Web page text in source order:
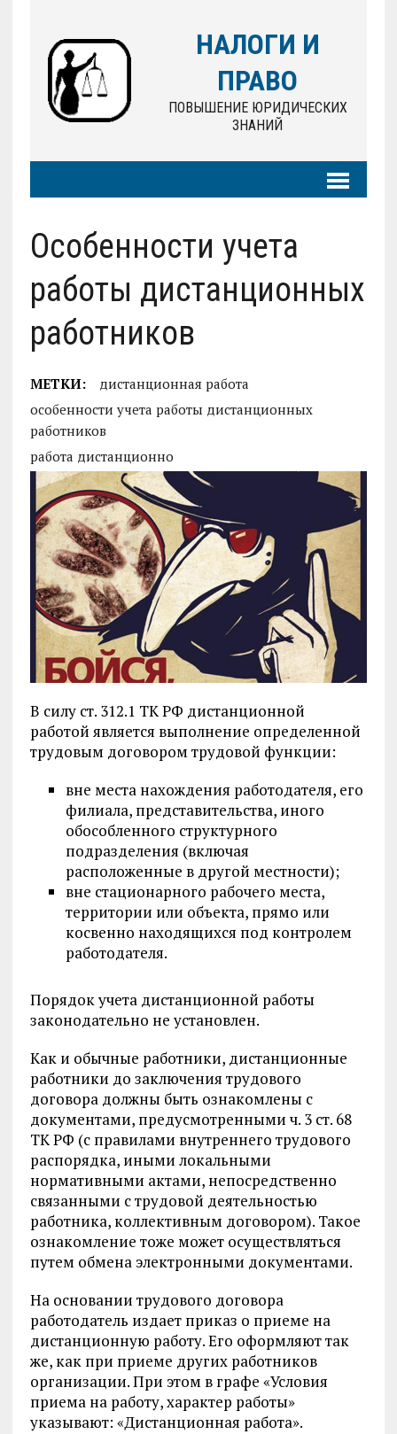
НАЛОГИ И
ПРАВО
ПОВЫШЕНИЕ ЮРИДИЧЕСКИХ
ЗНАНИЙ
Особенности учета
работы дистанционных
работников
МЕТКИ:
дистанционная работа
особенности учета работы дистанционных
работников
работа дистанционно
В силу ст. 312.1 ТК РФ дистанционной
работой является выполнение определенной
трудовым договором трудовой функции:
вне места нахождения работодателя, его
филиала, представительства, иного
обособленного структурного
подразделения (включая
расположенные в другой местности);
вне стационарного рабочего места,
территории или объекта, прямо или
косвенно находящихся под контролем
работодателя.
Порядок учета дистанционной работы
законодательно не установлен.
Как и обычные работники, дистанционные
работники до заключения трудового
договора должны быть ознакомлены с
документами, предусмотренными ч. 3 ст. 68
ТК РФ (с правилами внутреннего трудового
распорядка, иными локальными
нормативными актами, непосредственно
связанными с трудовой деятельностью
работника, коллективным договором). Такое
ознакомление тоже может осуществляться
путем обмена электронными документами.
На основании трудового договора
работодатель издает приказ о приеме на
дистанционную работу. Его оформляют так
же, как при приеме других работников
организации. При этом в графе «Условия
приема на работу, характер работы»
указывают: «Дистанционная работа».